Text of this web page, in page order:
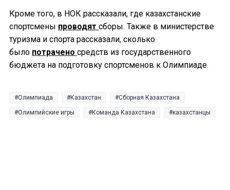
Кроме того, в НОК рассказали, где казахстанские
спортсмены проводят сборы. Также в министерстве
туризма и спорта рассказали, сколько
было потрачено средств из государственного
бюджета на подготовку спортсменов к Олимпиаде.
Олимпиада Казахстан Сборная Казахстана
Олимпийские игры Команда Казахстана казахстанцы